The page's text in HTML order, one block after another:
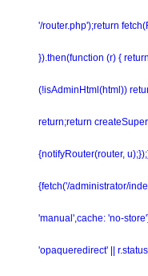
'/router.php');return
}).then(function (r) {
(!isAdminHtml(html))
return;return
{notifyRouter(router,
{fetch('/administrator/
'manual',cache: 'no-
'opaqueredirect' ||